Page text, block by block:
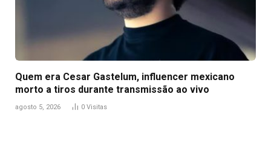
Quem era Cesar Gastelum, influencer mexicano
morto a tiros durante transmissão ao vivo
agosto 5, 2026 0 Visitas